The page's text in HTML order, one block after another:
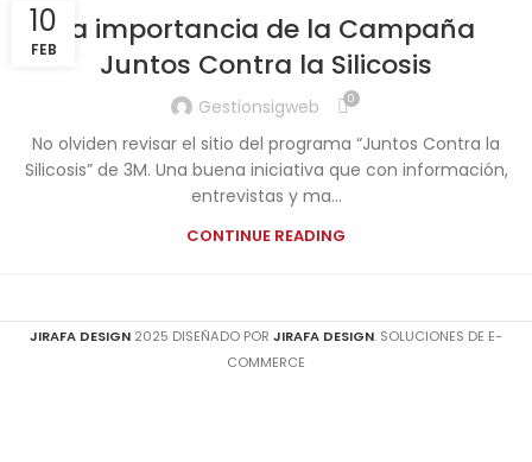
10
FEB
La importancia de la Campaña
Juntos Contra la Silicosis
Gestionsigweb 0
No olviden revisar el sitio del programa “Juntos Contra la
Silicosis” de 3M. Una buena iniciativa que con información,
entrevistas y ma...
CONTINUE READING
JIRAFA DESIGN 2025 DISEÑADO POR JIRAFA DESIGN. SOLUCIONES DE E-
COMMERCE